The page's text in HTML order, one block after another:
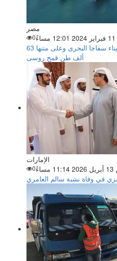
مصر
0
سفينة وادى العرب تصل اليوم ميناء سفاجا البحرى وعلى متنها 63
ألف طن قمح روسى
الإمارات
0
في وفاة نشبة سالم العامري